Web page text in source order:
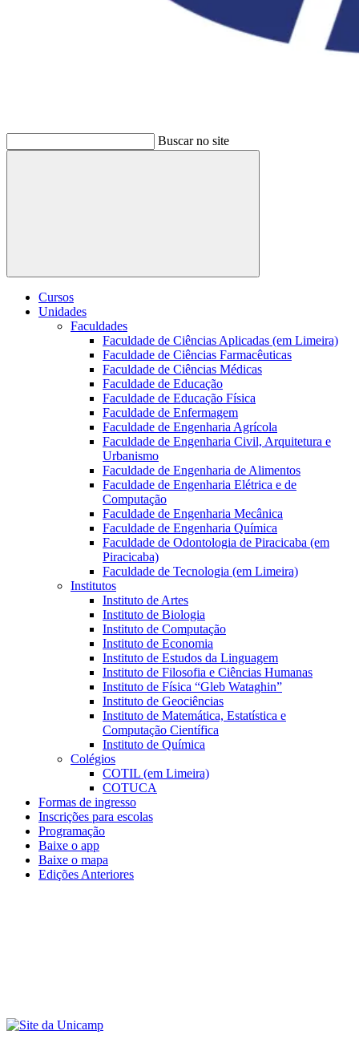
Buscar no site
Buscar
Cursos
Unidades
Faculdades
Faculdade de Ciências Aplicadas (em Limeira)
Faculdade de Ciências Farmacêuticas
Faculdade de Ciências Médicas
Faculdade de Educação
Faculdade de Educação Física
Faculdade de Enfermagem
Faculdade de Engenharia Agrícola
Faculdade de Engenharia Civil, Arquitetura e
Urbanismo
Faculdade de Engenharia de Alimentos
Faculdade de Engenharia Elétrica e de
Computação
Faculdade de Engenharia Mecânica
Faculdade de Engenharia Química
Faculdade de Odontologia de Piracicaba (em
Piracicaba)
Faculdade de Tecnologia (em Limeira)
Institutos
Instituto de Artes
Instituto de Biologia
Instituto de Computação
Instituto de Economia
Instituto de Estudos da Linguagem
Instituto de Filosofia e Ciências Humanas
Instituto de Física “Gleb Wataghin”
Instituto de Geociências
Instituto de Matemática, Estatística e
Computação Científica
Instituto de Química
Colégios
COTIL (em Limeira)
COTUCA
Formas de ingresso
Inscrições para escolas
Programação
Baixe o app
Baixe o mapa
Edições Anteriores